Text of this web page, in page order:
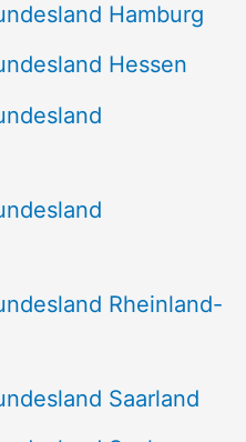
Hamburg
Hessen
Rheinland-
Saarland